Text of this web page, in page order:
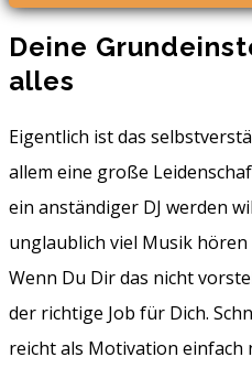
Deine
alles
Eigentlich ist das
allem eine große
ein anständiger DJ werden
unglaublich viel Musik
Wenn Du Dir das nicht
der richtige Job für Dich.
reicht als Motivation einfach